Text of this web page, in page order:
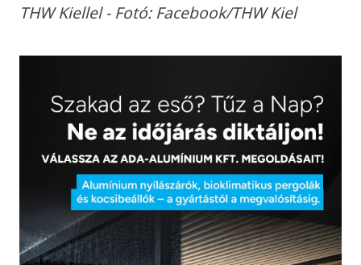
THW Kiellel - Fotó: Facebook/THW Kiel